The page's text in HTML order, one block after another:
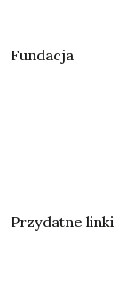
Fundacja
Przydatne linki